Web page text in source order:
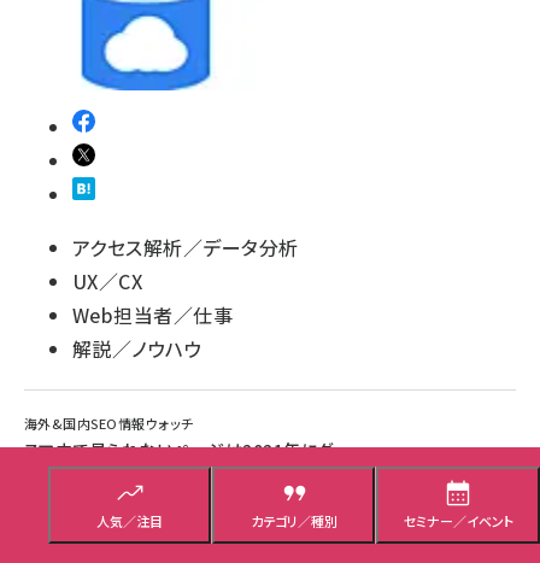
人気／注目 カテゴリ／種別 セミナー／イベント
アクセス解析／データ分析
UX／CX
Web担当者／仕事
解説／ノウハウ
海外&国内SEO情報ウォッチ
スマホで見られないページは2021年にグー
グルから消える!? MFI強制移行で【SEO情報
2021年3月以降、あなたのサイトはグーグル検索から消えてしまうかもしれ